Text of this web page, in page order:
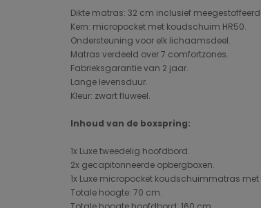
Dikte matras: 32 cm inclusief
Kern: micropocket met koudschuim HR50.
Ondersteuning voor elk lichaamsdeel.
Matras verdeeld over 7 comfortzones.
Fabrieksgarantie van 2 jaar.
Lange levensduur.
Kleur: zwart fluweel.
Inhoud van de boxspring:
1x Luxe tweedelig hoofdbord.
2x gecapitonneerde opbergboxen.
1x Luxe micropocket koudschuimmatras
Totale hoogte: 70 cm.